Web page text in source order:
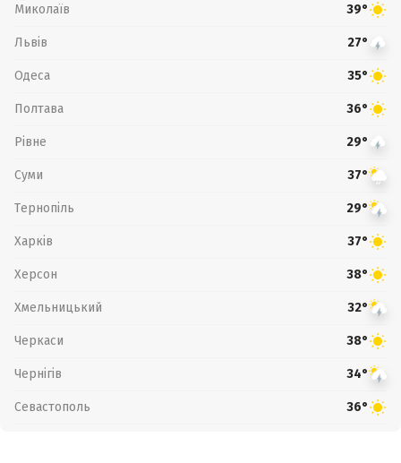
Миколаїв 39°
Львів 27°
Одеса 35°
Полтава 36°
Рівне 29°
Суми 37°
Тернопіль 29°
Харків 37°
Херсон 38°
Хмельницький 32°
Черкаси 38°
Чернігів 34°
Севастополь 36°